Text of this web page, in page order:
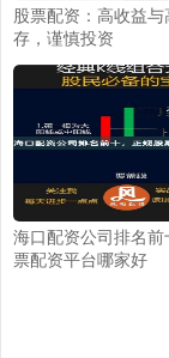
股票配资：高收益
存，谨慎投资
海口配资公司排名
票配资平台哪家好